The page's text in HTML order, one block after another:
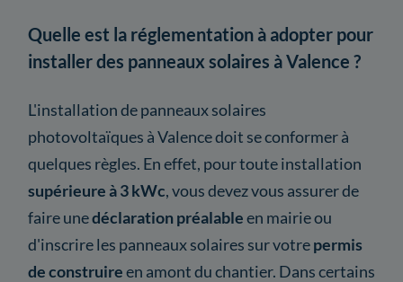
Quelle est la réglementation à adopter pour
installer des panneaux solaires à Valence ?
L'installation de panneaux solaires
photovoltaïques à Valence doit se conformer à
quelques règles. En effet, pour toute installation
supérieure à 3 kWc, vous devez vous assurer de
faire unedéclaration préalableen mairie ou
d'inscrire les panneaux solaires sur votrepermis
de construireen amont du chantier. Dans certains